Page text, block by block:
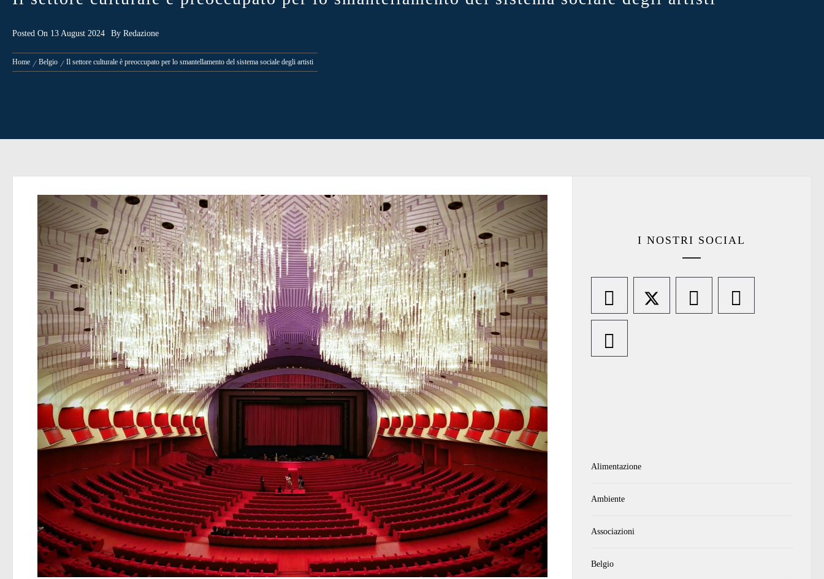
Posted On 13 August 2024 By Redazione
Home Belgio Il settore culturale è preoccupato per lo smantellamento del sistema sociale degli artisti
I NOSTRI SOCIAL
Alimentazione
Ambiente
Associazioni
Belgio